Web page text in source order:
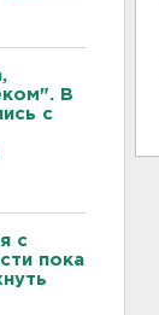
В
с
с
пока